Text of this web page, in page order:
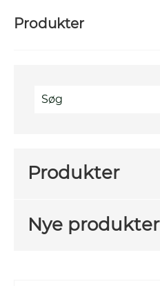
Produkter
Produkter
Nye produkter